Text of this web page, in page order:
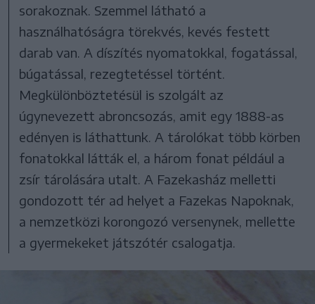
sorakoznak. Szemmel látható a
használhatóságra törekvés, kevés festett
darab van. A díszítés nyomatokkal, fogatással,
búgatással, rezegtetéssel történt.
Megkülönböztetésül is szolgált az
úgynevezett abroncsozás, amit egy 1888-as
edényen is láthattunk. A tárolókat több körben
fonatokkal látták el, a három fonat például a
zsír tárolására utalt. A Fazekasház melletti
gondozott tér ad helyet a Fazekas Napoknak,
a nemzetközi korongozó versenynek, mellette
a gyermekeket játszótér csalogatja.